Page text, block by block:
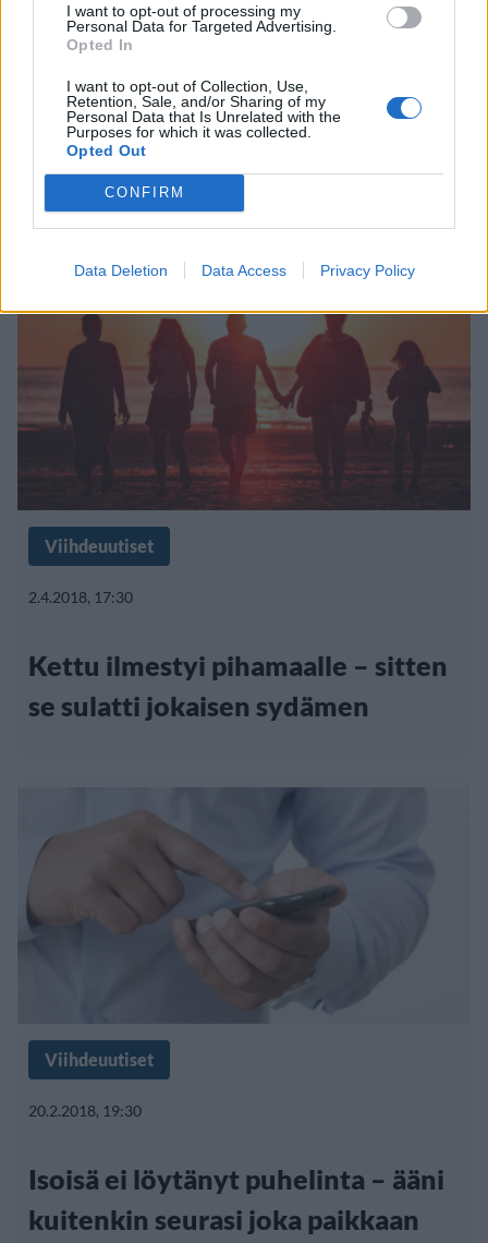
I want to opt-out of processing my
Personal Data for Targeted Advertising.
Opted In
I want to opt-out of Collection, Use,
Retention, Sale, and/or Sharing of my
Personal Data that Is Unrelated with the
Purposes for which it was collected.
Opted Out
CONFIRM
Data Deletion Data Access Privacy Policy
Viihdeuutiset
22.8.2018, 8:40
Nyt se on tutkittu! Miesten jalan
suuruus ei kerro peniksen koosta
Viihdeuutiset
2.4.2018, 17:30
Kettu ilmestyi pihamaalle – sitten
se sulatti jokaisen sydämen
Viihdeuutiset
20.2.2018, 19:30
Isoisä ei löytänyt puhelinta – ääni
kuitenkin seurasi joka paikkaan